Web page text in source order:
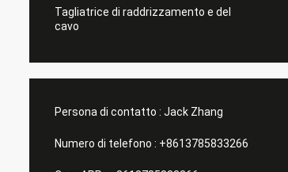
Tagliatrice di raddrizzamento e del
cavo
Persona di contatto : Jack Zhang
Numero di telefono : +8613785833266